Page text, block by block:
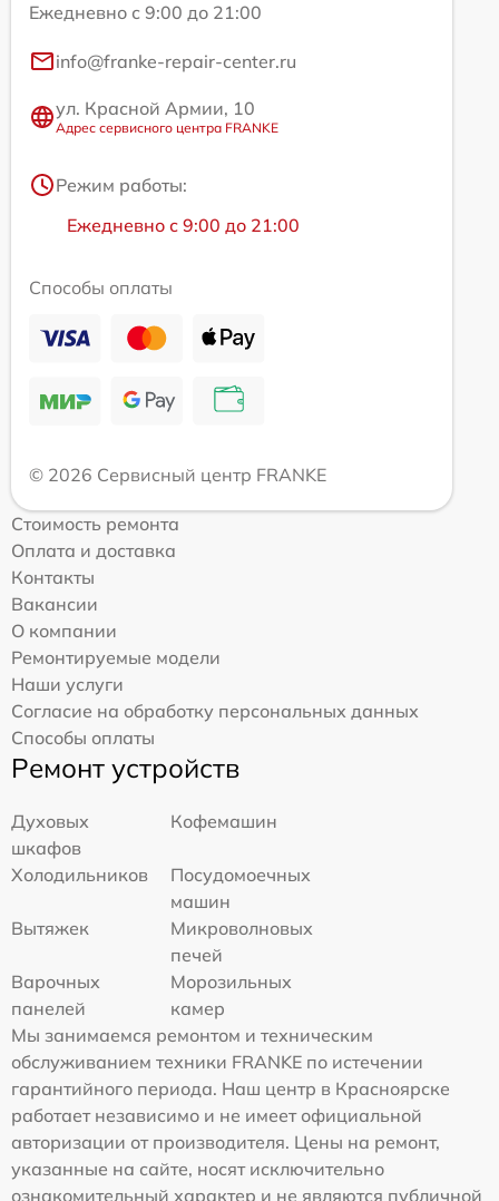
Ежедневно с 9:00 до 21:00
info@franke-repair-center.ru
ул. Красной Армии, 10
Адрес сервисного центра FRANKE
Режим работы:
Ежедневно с 9:00 до 21:00
Способы оплаты
© 2026 Сервисный центр FRANKE
Стоимость ремонта
Оплата и доставка
Контакты
Вакансии
О компании
Ремонтируемые модели
Наши услуги
Согласие на обработку персональных данных
Способы оплаты
Ремонт устройств
Духовых
шкафов
Кофемашин
Холодильников
Посудомоечных
машин
Вытяжек
Микроволновых
печей
Варочных
панелей
Морозильных
камер
Мы занимаемся ремонтом и техническим
обслуживанием техники FRANKE по истечении
гарантийного периода. Наш центр в Красноярске
работает независимо и не имеет официальной
авторизации от производителя. Цены на ремонт,
указанные на сайте, носят исключительно
ознакомительный характер и не являются публичной